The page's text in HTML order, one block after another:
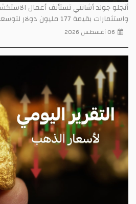
أنجلو جولد أشانتي تستأنف أعمال
واستثمارات بقيمة 177 مليون دولار لتوسعة وتطوير منجم السكري
06 أغسطس 2026